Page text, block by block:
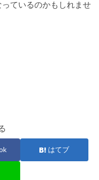
ているのかもしれませ
はてブ